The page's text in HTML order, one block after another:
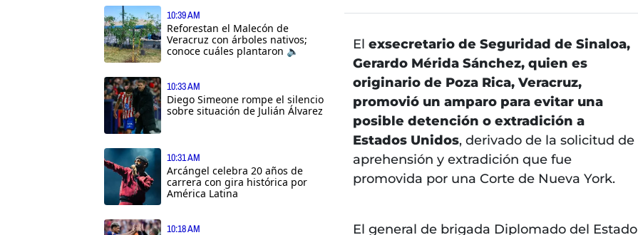
10:39 AM
Reforestan el Malecón de
Veracruz con árboles nativos;
conoce cuáles plantaron 🔈
10:33 AM
Diego Simeone rompe el silencio
sobre situación de Julián Álvarez
10:31 AM
Arcángel celebra 20 años de
carrera con gira histórica por
América Latina
10:18 AM
El exsecretario de Seguridad de Sinaloa,
Gerardo Mérida Sánchez, quien es
originario de Poza Rica, Veracruz,
promovió un amparo para evitar una
posible detención o extradición a
Estados Unidos, derivado de la solicitud de
aprehensión y extradición que fue
promovida por una Corte de Nueva York.
El general de brigada Diplomado del Estado